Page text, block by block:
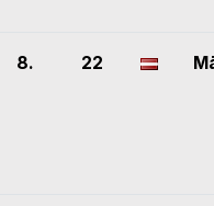
8. 22